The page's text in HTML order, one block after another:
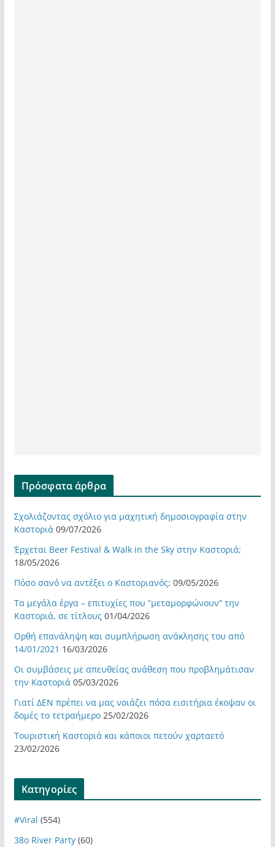
Πρόσφατα άρθρα
Σχολιάζοντας σχόλιο για μαχητική δημοσιογραφία στην
Καστοριά 09/07/2026
Έρχεται Beer Festival & Walk in the Sky στην Καστοριά;
18/05/2026
Πόσο σανό να αντέξει ο Καστοριανός; 09/05/2026
Τα μεγάλα έργα – επιτυχίες που “μεταμορφώνουν” την
Καστοριά, σε τίτλους 01/04/2026
Ορθή επανάληψη και συμπλήρωση ανάκλησης του από
14/01/2021 16/03/2026
Οι συμβάσεις με απευθείας ανάθεση που προβλημάτισαν
την Καστοριά 05/03/2026
Γιατί ΔΕΝ πρέπει να μας νοιάζει πόσα εισιτήρια έκοψαν οι
δομές το τετραήμερο 25/02/2026
Τουριστική Καστοριά και κάποιοι πετούν χαρταετό
23/02/2026
Kατηγορίες
#Viral (554)
38ο River Party(60)